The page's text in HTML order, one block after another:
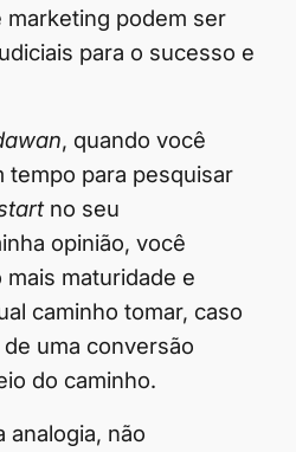
marketing podem ser
para o sucesso e
, quando você
tempo para pesquisar
no seu
opinião, você
maturidade e
caminho tomar, caso
uma conversão
do caminho.
analogia, não